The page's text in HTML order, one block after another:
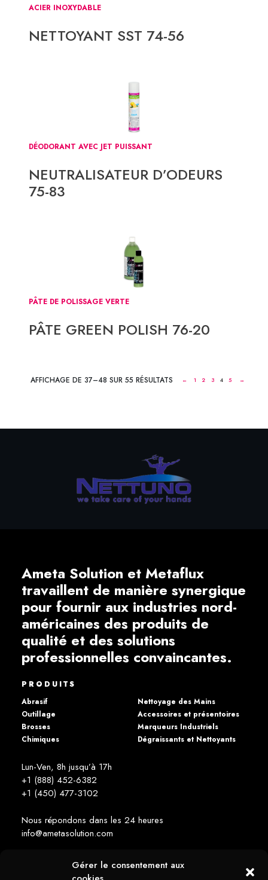
Gérer le consentement aux
ACIER INOXYDABLE
NETTOYANT SST 74-56
DÉODORANT AVEC JET PUISSANT
NEUTRALISATEUR D’ODEURS
75-83
PÂTE DE POLISSAGE VERTE
PÂTE GREEN POLISH 76-20
AFFICHAGE DE 37–48 SUR 55 RÉSULTATS ← 1 2 3 4 5 →
Ameta Solution et Metaflux
travaillent de manière synergique
pour fournir aux industries nord-
américaines des produits de
qualité et des solutions
professionnelles convaincantes.
PRODUITS
Abrasif
Outillage
Brosses
Chimiques
Nettoyage des Mains
Accessoires et présentoires
Marqueurs Industriels
Dégraissants et Nettoyants
Lun-Ven, 8h jusqu’à 17h
+1 (888) 452-6382
+1 (450) 477­-3102
Nous répondons dans les 24 heures
info@ametasolution.com
RESTEZ INFORMÉ